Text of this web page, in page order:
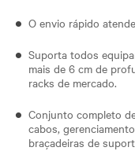
O envio rápido
Suporta todos
mais de 6 cm de
racks de mercado.
Conjunto completo
cabos,
braçadeiras de